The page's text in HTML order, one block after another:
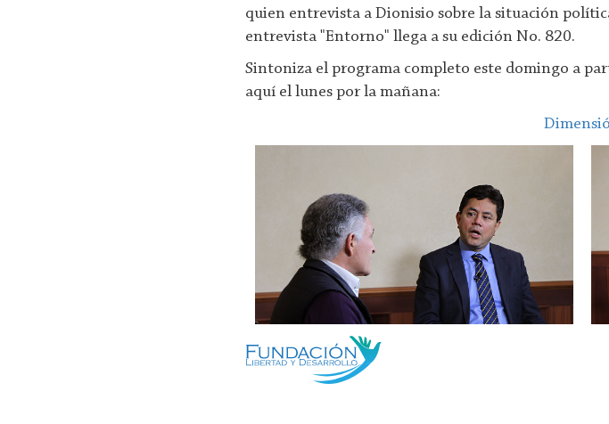
quien entrevista a Dionisio sobre la situación
entrevista "Entorno" llega a su edición No. 820.
Sintoniza el programa completo este domingo a
aquí el lunes por la mañana: